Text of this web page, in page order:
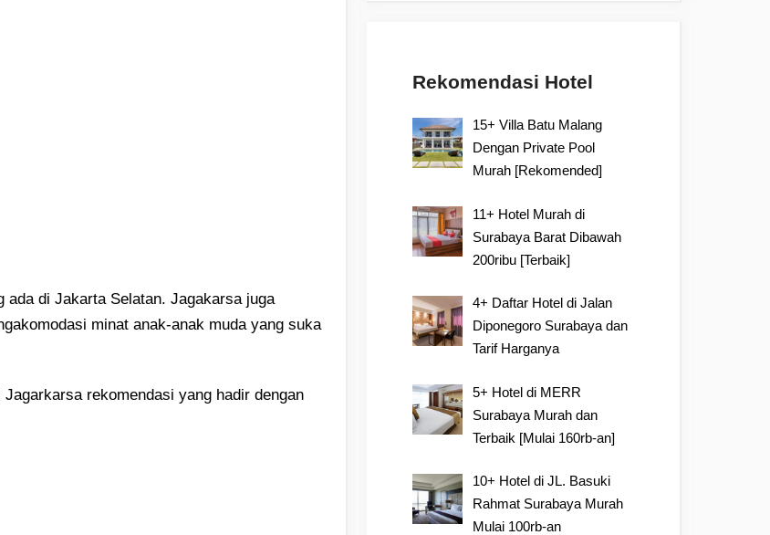
ada di Jakarta Selatan. Jagakarsa juga
minat anak-anak muda yang suka
Jagarkarsa rekomendasi yang hadir dengan
Rekomendasi Hotel
15+ Villa Batu Malang
Dengan Private Pool
Murah [Rekomended]
11+ Hotel Murah di
Surabaya Barat Dibawah
200ribu [Terbaik]
4+ Daftar Hotel di Jalan
Diponegoro Surabaya dan
Tarif Harganya
5+ Hotel di MERR
Surabaya Murah dan
Terbaik [Mulai 160rb-an]
10+ Hotel di JL. Basuki
Rahmat Surabaya Murah
Mulai 100rb-an